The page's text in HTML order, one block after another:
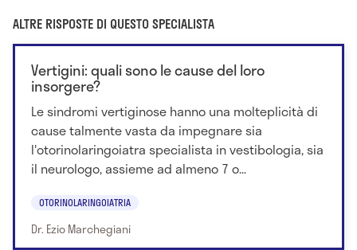
ALTRE RISPOSTE DI QUESTO SPECIALISTA
Vertigini: quali sono le cause del loro
insorgere?
Le sindromi vertiginose hanno una molteplicità di
cause talmente vasta da impegnare sia
l'otorinolaringoiatra specialista in vestibologia, sia
il neurologo, assieme ad almeno 7 o...
OTORINOLARINGOIATRIA
Dr. Ezio Marchegiani